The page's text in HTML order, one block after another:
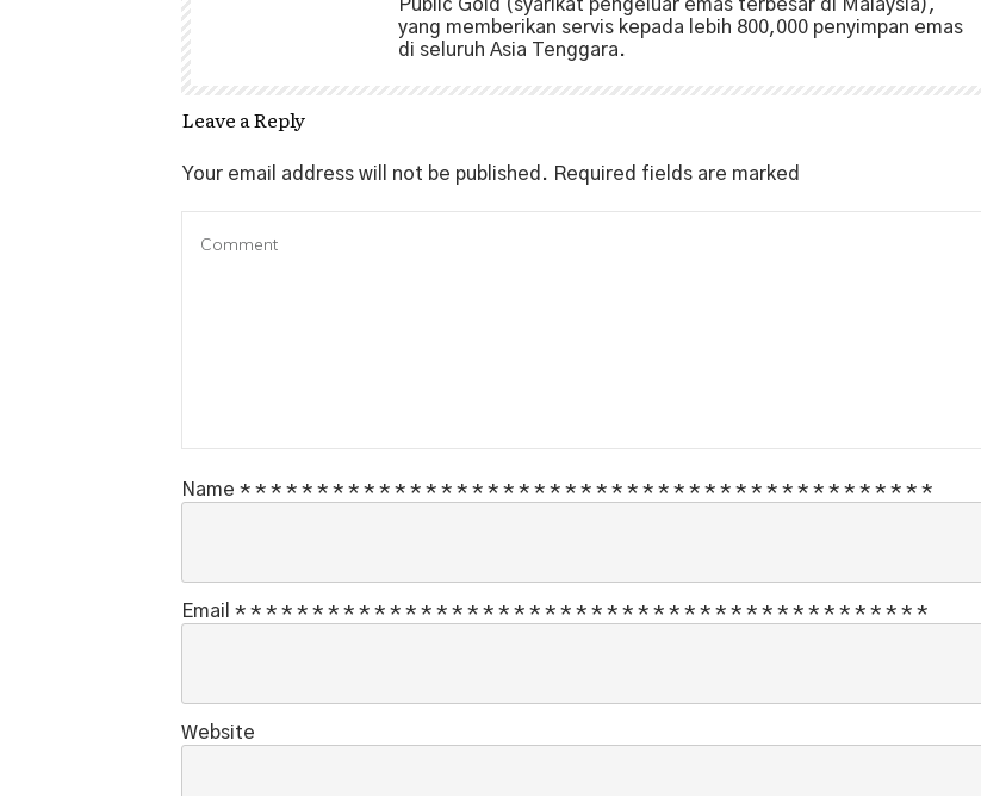
Public Gold (syarikat pengeluar emas terbesar di Malaysia),
yang memberikan servis kepada lebih 800,000 penyimpan emas
di seluruh Asia Tenggara.
Leave a Reply
Your email address will not be published. Required fields are marked
Name * * * * * * * * * * * * * * * * * * * * * * * * * * * * * * * * * * * * * * * * * * * * *
Email * * * * * * * * * * * * * * * * * * * * * * * * * * * * * * * * * * * * * * * * * * * * *
Website